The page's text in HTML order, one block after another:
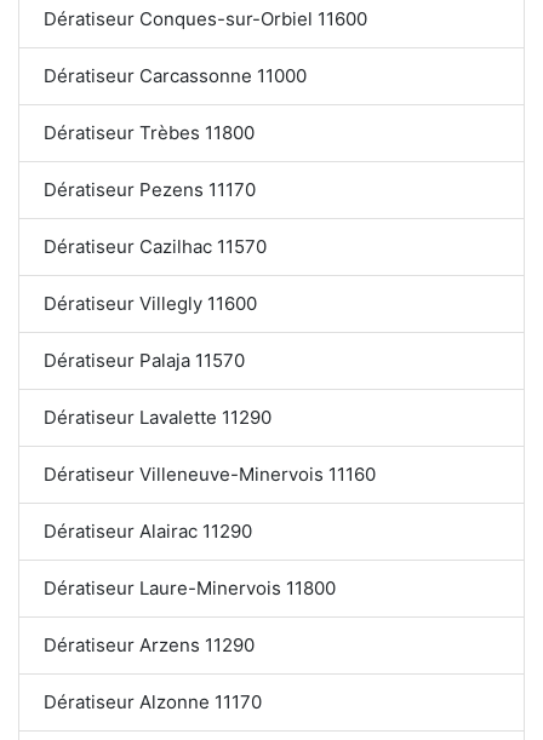
Dératiseur Conques-sur-Orbiel 11600
Dératiseur Carcassonne 11000
Dératiseur Trèbes 11800
Dératiseur Pezens 11170
Dératiseur Cazilhac 11570
Dératiseur Villegly 11600
Dératiseur Palaja 11570
Dératiseur Lavalette 11290
Dératiseur Villeneuve-Minervois 11160
Dératiseur Alairac 11290
Dératiseur Laure-Minervois 11800
Dératiseur Arzens 11290
Dératiseur Alzonne 11170